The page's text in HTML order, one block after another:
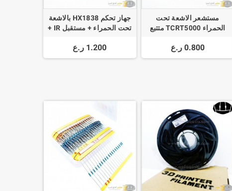
مستشعر الاشعة تحت
الحمراء TCRT5000 متتبع
0.800 ر.ع
جهاز تحكم HX1838 بالاشعة
تحت الحمراء + مستقبل IR +
1.200 ر.ع